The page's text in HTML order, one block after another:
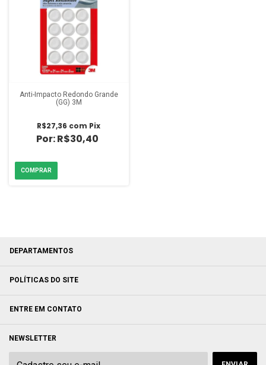
Anti-Impacto Redondo Grande
(GG) 3M
R$30,40
R$27,36 com Pix
DEPARTAMENTOS
POLÍTICAS DO SITE
ENTRE EM CONTATO
NEWSLETTER